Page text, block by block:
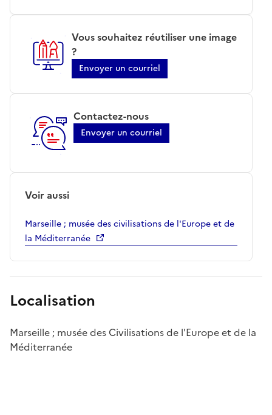
Vous souhaitez réutiliser une image
?
Envoyer un courriel
Contactez-nous
Envoyer un courriel
Voir aussi
Marseille ; musée des civilisations de l'Europe et de
la Méditerranée
Localisation
Marseille ; musée des Civilisations de l'Europe et de la
Méditerranée